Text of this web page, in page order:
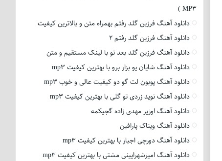
MP3 )
دانلود آهنگ فرزین گلد رفتم بهمراه متن و بالاترین کیفیت
دانلود آهنگ فرزین گلد رفتم 2
دانلود آهنگ فرزین گلد بعد تو با لینک مستقیم و متن
دانلود آهنگ شایان یو بزار برو با بهترین کیفیت mp3
دانلود آهنگ پوبون لت گو دو کیفیت عالی و خوب mp3
دانلود آهنگ نوید زردی تو گلی با بهترین کیفیت mp3
دانلود آهنگ اوزیر مهدی زاده گجیکمه
دانلود آهنگ ویناک پارافین
دانلود آهنگ دورچی اجبار با بهترین کیفیت mp3
دانلود آهنگ امیرشهرایینی مشتی با بهترین کیفیت mp3